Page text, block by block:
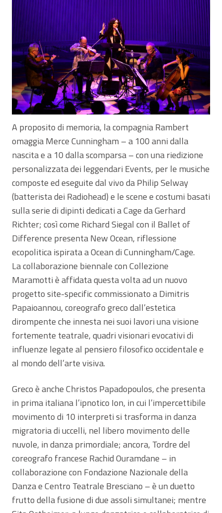
A proposito di memoria, la compagnia Rambert
omaggia Merce Cunningham – a 100 anni dalla
nascita e a 10 dalla scomparsa – con una riedizione
personalizzata dei leggendari Events, per le musiche
composte ed eseguite dal vivo da Philip Selway
(batterista dei Radiohead) e le scene e costumi basati
sulla serie di dipinti dedicati a Cage da Gerhard
Richter; così come Richard Siegal con il Ballet of
Difference presenta New Ocean, riflessione
ecopolitica ispirata a Ocean di Cunningham/Cage.
La collaborazione biennale con Collezione
Maramotti è affidata questa volta ad un nuovo
progetto site-specific commissionato a Dimitris
Papaioannou, coreografo greco dall’estetica
dirompente che innesta nei suoi lavori una visione
fortemente teatrale, quadri visionari evocativi di
influenze legate al pensiero filosofico occidentale e
al mondo dell’arte visiva.
Greco è anche Christos Papadopoulos, che presenta
in prima italiana l’ipnotico Ion, in cui l’impercettibile
movimento di 10 interpreti si trasforma in danza
migratoria di uccelli, nel libero movimento delle
nuvole, in danza primordiale; ancora, Tordre del
coreografo francese Rachid Ouramdane – in
collaborazione con Fondazione Nazionale della
Danza e Centro Teatrale Bresciano – è un duetto
frutto della fusione di due assoli simultanei; mentre